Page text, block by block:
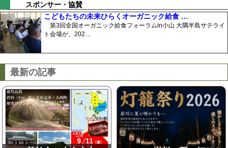
スポンサー・協賛
こどもたちの未来ひらくオーガニック給食 …
第3回全国オーガニック給食フォーラムin小山 大隅半島サテライ
ト会場が、202…
最新の記事